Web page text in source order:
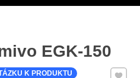
EGK-150
Pridať
K PRODUKTU